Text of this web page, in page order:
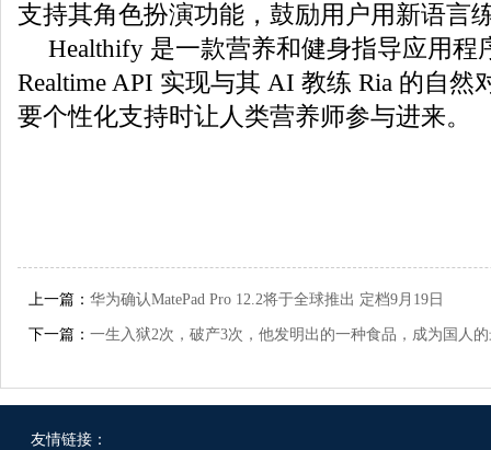
支持其角色扮演功能，鼓励用户用新语言
Healthify 是一款营养和健身指导应用程
Realtime API 实现与其 AI 教练 Ria 的自然
要个性化支持时让人类营养师参与进来。
上一篇： 华为确认MatePad Pro 12.2将于全球推出 定档9月19日
下一篇： 一生入狱2次，破产3次，他发明出的一种食品，成为国人
友情链接：